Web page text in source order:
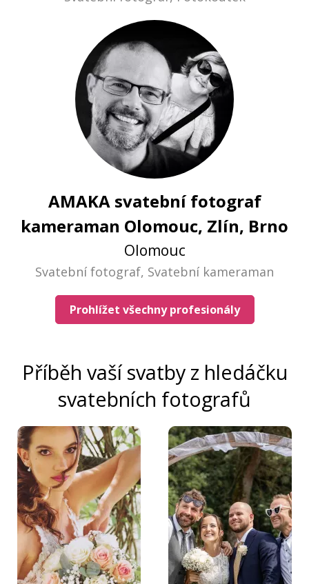
AMAKA svatební fotograf
kameraman Olomouc, Zlín, Brno
Olomouc
Svatební fotograf, Svatební kameraman
Prohlížet všechny profesionály
Příběh vaší svatby z hledáčku
svatebních fotografů